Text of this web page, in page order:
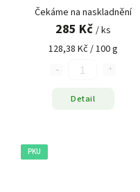
418 g (pevný podíl 222 g, 6 × 37
g)
Čekáme na naskladnění
285 Kč / ks
128,38 Kč / 100 g
Detail
PKU